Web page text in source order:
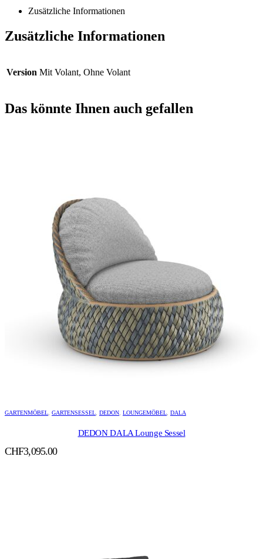
Zusätzliche Informationen
Zusätzliche Informationen
Version Mit Volant, Ohne Volant
Das könnte Ihnen auch gefallen
GARTENMÖBEL GARTENSESSEL DEDON LOUNGEMÖBEL DALA
DEDON DALA Lounge Sessel
CHF3,095.00